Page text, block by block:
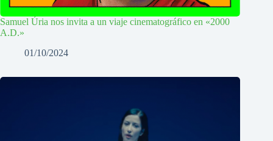
Samuel Úria nos invita a un viaje cinematográfico en «2000
A.D.»
01/10/2024